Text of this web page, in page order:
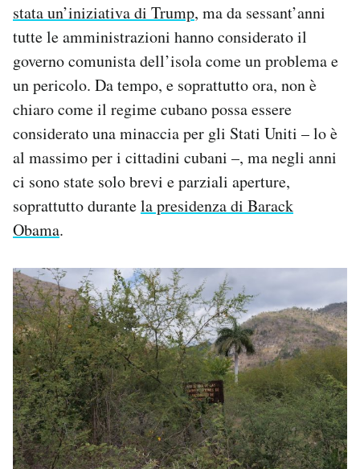
stata un’iniziativa di Trump, ma da sessant’anni
tutte le amministrazioni hanno considerato il
governo comunista dell’isola come un problema e
un pericolo. Da tempo, e soprattutto ora, non è
chiaro come il regime cubano possa essere
considerato una minaccia per gli Stati Uniti – lo è
al massimo per i cittadini cubani –, ma negli anni
ci sono state solo brevi e parziali aperture,
soprattutto durantela presidenza di Barack
Obama.